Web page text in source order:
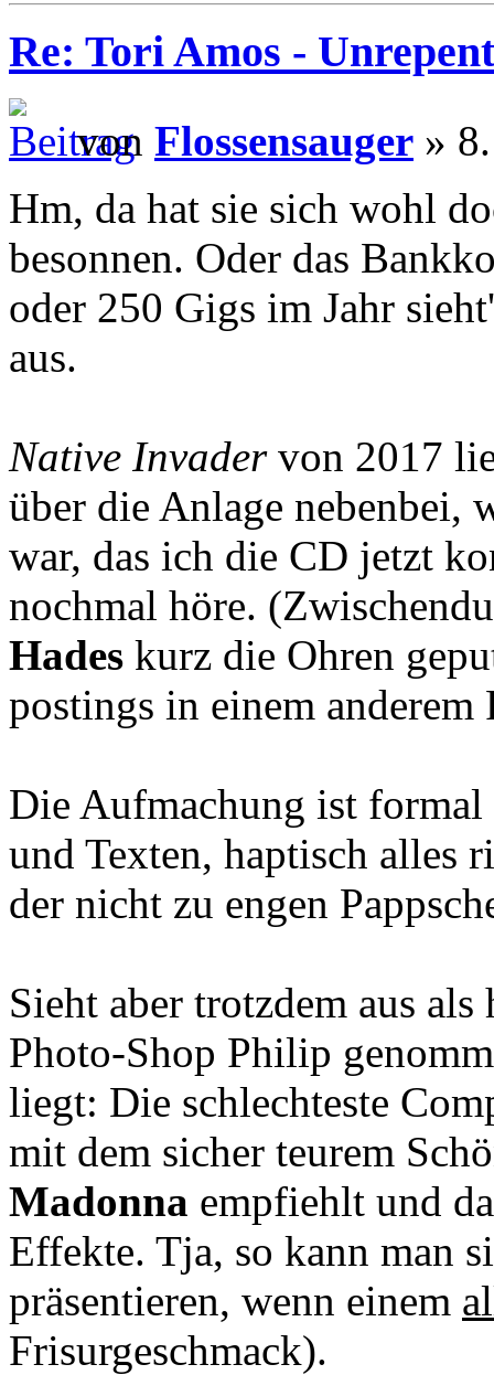
Re: Tori Amos -
von Flossensauger »
Hm, da hat sie sich wohl
besonnen. Oder das
oder 250 Gigs im Jahr
aus.
Native Invadervon 2017
über die Anlage nebenbei,
war, das ich die CD jetzt
nochmal höre.
Hades kurz die Ohren
postings in einem anderem
Die Aufmachung ist
und Texten, haptisch alles
der nicht zu engen
Sieht aber trotzdem aus
Photo-Shop Philip
liegt: Die schlechteste
mit dem sicher teurem
Madonna empfiehlt und
Effekte. Tja, so kann man
präsentieren, wenn einem
Frisurgeschmack).